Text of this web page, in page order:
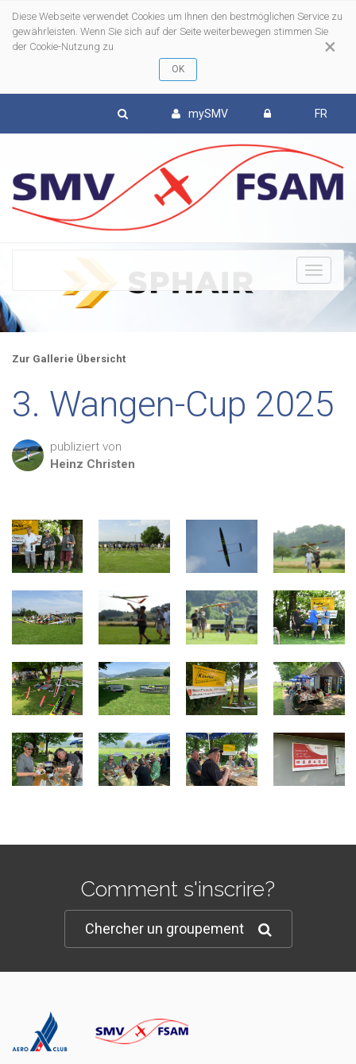
×
Diese Webseite verwendet Cookies um Ihnen den bestmöglichen Service zu
gewährleisten. Wenn Sie sich auf der Seite weiterbewegen stimmen Sie
der Cookie-Nutzung zu
mySMV FR
Zur Gallerie Übersicht
3. Wangen-Cup 2025
publiziert von
Heinz Christen
Comment s'inscrire?
Chercher un groupement